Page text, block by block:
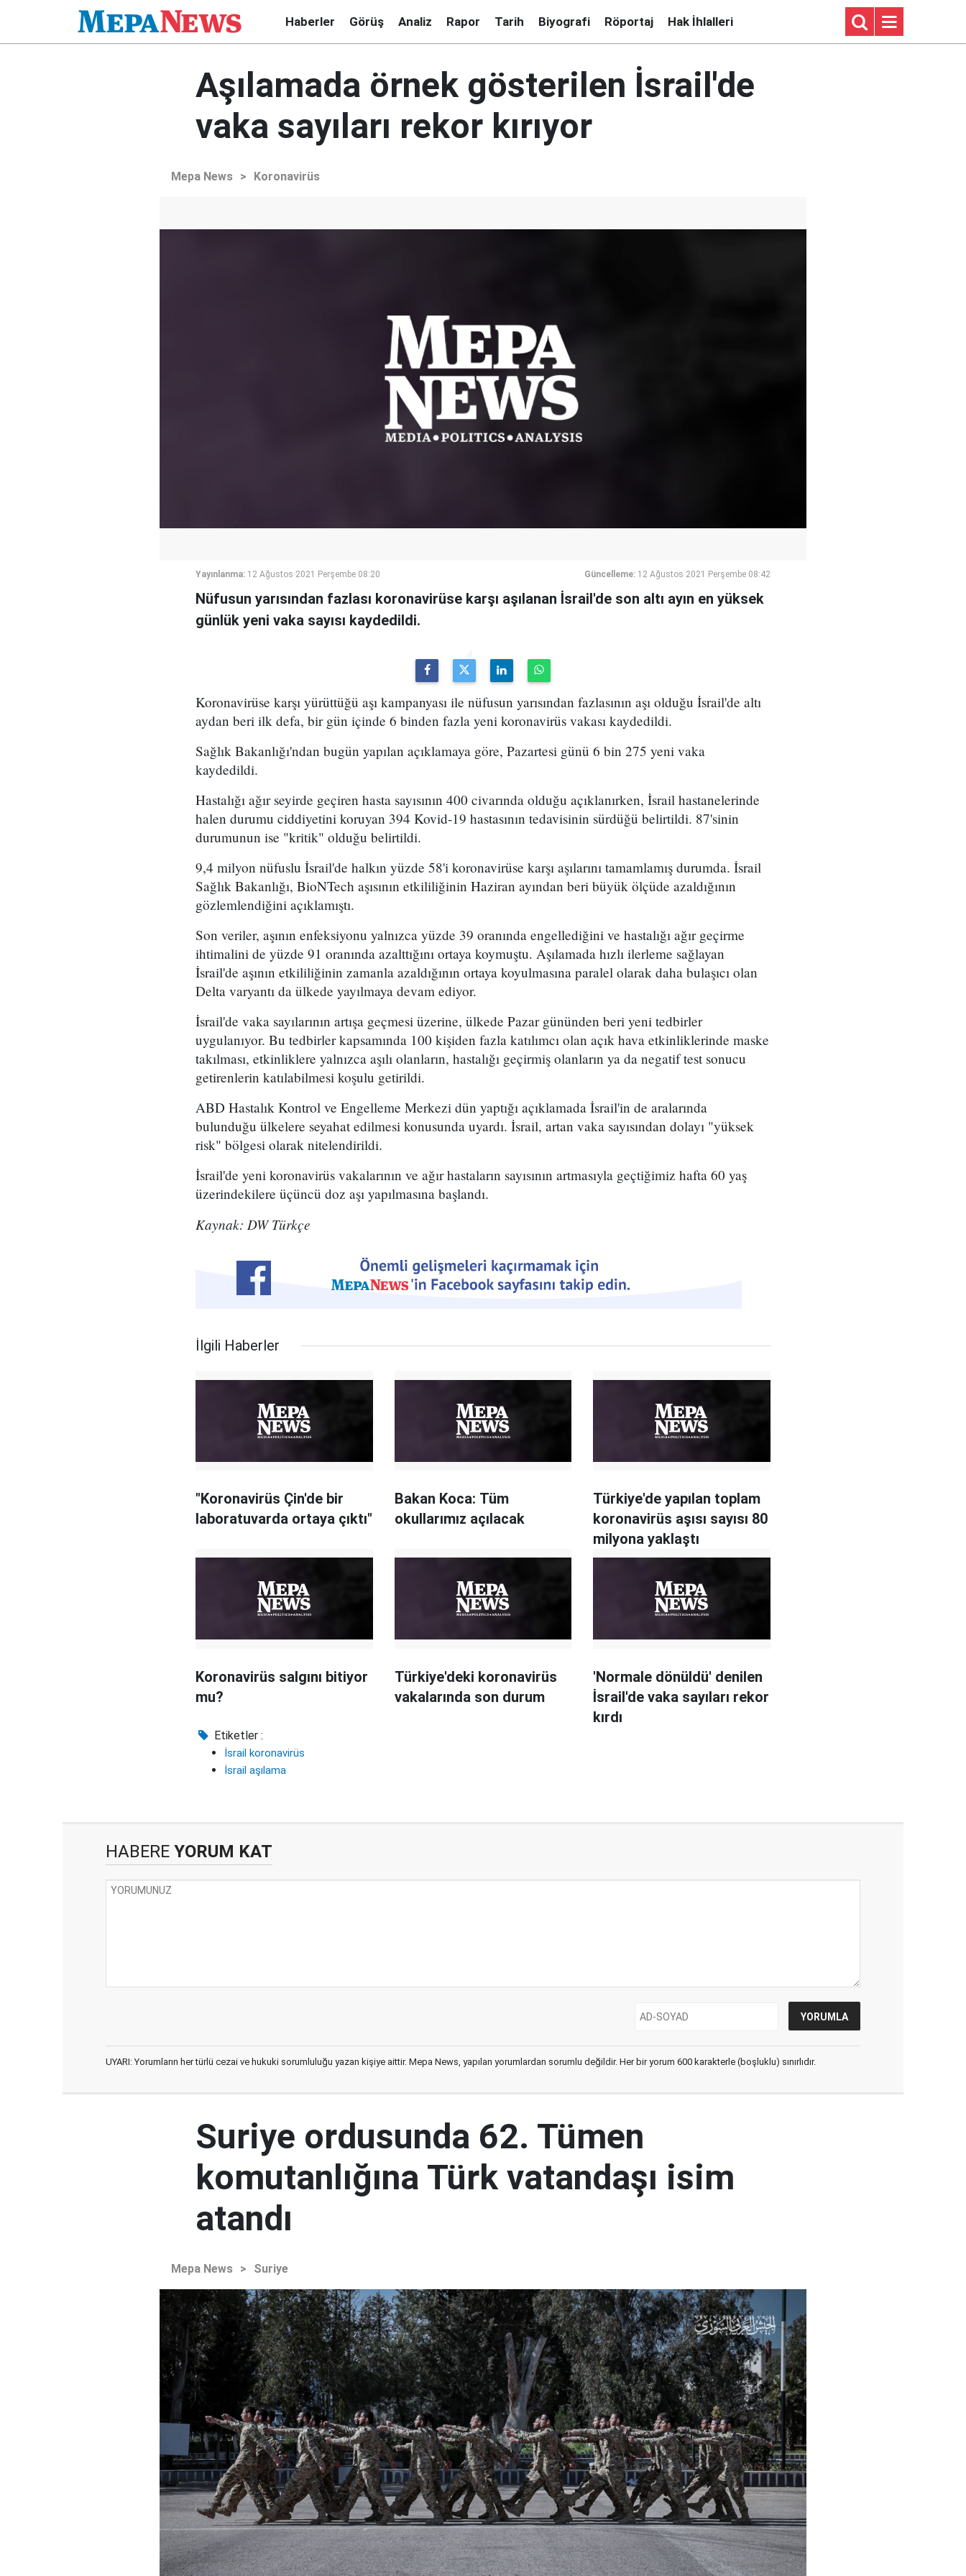
Haberler Görüş Analiz Rapor Tarih Biyografi Röportaj Hak İhlalleri
Aşılamada örnek gösterilen İsrail'de
vaka sayıları rekor kırıyor
Mepa News > Koronavirüs
Yayınlanma: 12 Ağustos 2021 Perşembe 08:20 Güncelleme: 12 Ağustos 2021 Perşembe 08:42
Nüfusun yarısından fazlası koronavirüse karşı aşılanan İsrail'de son altı ayın en yüksek
günlük yeni vaka sayısı kaydedildi.
Koronavirüse karşı yürüttüğü aşı kampanyası ile nüfusun yarısından fazlasının aşı olduğu İsrail'de altı
aydan beri ilk defa, bir gün içinde 6 binden fazla yeni koronavirüs vakası kaydedildi.
Sağlık Bakanlığı'ndan bugün yapılan açıklamaya göre, Pazartesi günü 6 bin 275 yeni vaka
kaydedildi.
Hastalığı ağır seyirde geçiren hasta sayısının 400 civarında olduğu açıklanırken, İsrail hastanelerinde
halen durumu ciddiyetini koruyan 394 Kovid-19 hastasının tedavisinin sürdüğü belirtildi. 87'sinin
durumunun ise "kritik" olduğu belirtildi.
9,4 milyon nüfuslu İsrail'de halkın yüzde 58'i koronavirüse karşı aşılarını tamamlamış durumda. İsrail
Sağlık Bakanlığı, BioNTech aşısının etkililiğinin Haziran ayından beri büyük ölçüde azaldığının
gözlemlendiğini açıklamıştı.
Son veriler, aşının enfeksiyonu yalnızca yüzde 39 oranında engellediğini ve hastalığı ağır geçirme
ihtimalini de yüzde 91 oranında azalttığını ortaya koymuştu. Aşılamada hızlı ilerleme sağlayan
İsrail'de aşının etkililiğinin zamanla azaldığının ortaya koyulmasına paralel olarak daha bulaşıcı olan
Delta varyantı da ülkede yayılmaya devam ediyor.
İsrail'de vaka sayılarının artışa geçmesi üzerine, ülkede Pazar gününden beri yeni tedbirler
uygulanıyor. Bu tedbirler kapsamında 100 kişiden fazla katılımcı olan açık hava etkinliklerinde maske
takılması, etkinliklere yalnızca aşılı olanların, hastalığı geçirmiş olanların ya da negatif test sonucu
getirenlerin katılabilmesi koşulu getirildi.
ABD Hastalık Kontrol ve Engelleme Merkezi dün yaptığı açıklamada İsrail'in de aralarında
bulunduğu ülkelere seyahat edilmesi konusunda uyardı. İsrail, artan vaka sayısından dolayı "yüksek
risk" bölgesi olarak nitelendirildi.
İsrail'de yeni koronavirüs vakalarının ve ağır hastaların sayısının artmasıyla geçtiğimiz hafta 60 yaş
üzerindekilere üçüncü doz aşı yapılmasına başlandı.
Kaynak: DW Türkçe
İlgili Haberler
"Koronavirüs Çin'de bir
laboratuvarda ortaya çıktı"
Bakan Koca: Tüm
okullarımız açılacak
Türkiye'de yapılan toplam
koronavirüs aşısı sayısı 80
milyona yaklaştı
Koronavirüs salgını bitiyor
mu?
Türkiye'deki koronavirüs
vakalarında son durum
'Normale dönüldü' denilen
İsrail'de vaka sayıları rekor
kırdı
Etiketler :
İsrail koronavirüs
İsrail aşılama
HABERE YORUM KAT
UYARI: Yorumların her türlü cezai ve hukuki sorumluluğu yazan kişiye aittir. Mepa News, yapılan yorumlardan sorumlu değildir. Her bir yorum 600 karakterle (boşluklu) sınırlıdır.
Suriye ordusunda 62. Tümen
komutanlığına Türk vatandaşı isim
atandı
Mepa News > Suriye